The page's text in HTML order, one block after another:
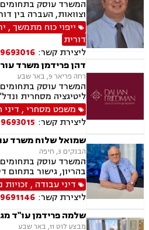
המשרד עוסק
וצוואות, העברה בין
מושכר, דיני עבודה.
ייפוי כוח מתמשך,
דורית
ליצירת קשר:
דהן פרידמן משרד
רחה פריאר 9, באר שבע
המשרד עוסק
ליטיגציה מסחרית
מקרקעין, דיני חוזים,
וצוואות, מסחר
שכנים, דיני עבודה,
נדל"ן, ארנונה, היטל
משפט מסחרי,
ליצירת קשר:
שמואל שלוח משרד
הבנקים 3, חיפה
המשרד עוסק בתחומים:
בהריון, גישור בתחום
דיני עבודה , זכויות
ליצירת קשר:
שלמה פרידמן עו"ד
מבצע לוט 11, באר שבע